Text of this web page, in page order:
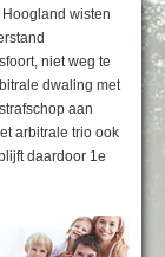
wisten
niet weg te
dwaling met
aan
arbitrale trio ook
daardoor 1e